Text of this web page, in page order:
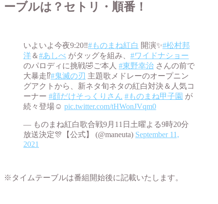
ーブルは？セトリ・順番！
いよいよ今夜9:20‼️#ものまね紅白 開演✨#松村邦
洋＆#あしべ がタッグを組み、 #ワイドナショー
のパロディに挑戦🤣ご本人 #東野幸治 さんの前で
大暴走⁉️#鬼滅の刃 主題歌メドレーのオープニン
グアクトから、新ネタ旬ネタの紅白対決＆人気コ
ーナー #顔だけそっくりさん #ものまね甲子園 が
続々登場☺️ pic.twitter.com/tHWonJVqm0
— ものまね紅白歌合戦9月11日土曜よる9時20分
放送決定🎊【公式】 (@maneuta) September 11,
2021
※タイムテーブルは番組開始後に記載いたします。